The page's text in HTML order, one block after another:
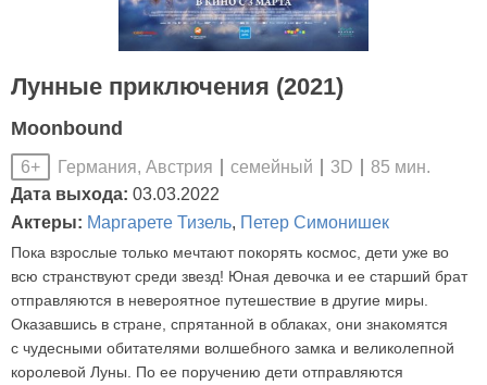
Лунные приключения (2021)
Moonbound
6+ Германия, Австрия семейный 3D
85 мин.
Дата выхода: 03.03.2022
Актеры: Маргарете Тизель, Петер Симонишек
Пока взрослые только мечтают покорять космос, дети уже во
всю странствуют среди звезд! Юная девочка и ее старший брат
отправляются в невероятное путешествие в другие миры.
Оказавшись в стране, спрятанной в облаках, они знакомятся
с чудесными обитателями волшебного замка и великолепной
королевой Луны. По ее поручению дети отправляются